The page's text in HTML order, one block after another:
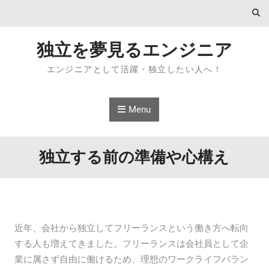
独立を夢見るエンジニア
エンジニアとして活躍・独立したい人へ！
Menu
独立する前の準備や心構え
近年、会社から独立してフリーランスという働き方へ転向
する人も増えてきました。フリーランスは会社員として企
業に属さず自由に働けるため、理想のワークライフバラン